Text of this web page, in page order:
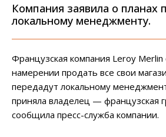
Компания заявила о планах
локальному менеджменту.
Французская компания Leroy Merlin
намерении продать все свои
передадут локальному
приняла владелец — французская
сообщила пресс-служба компании.